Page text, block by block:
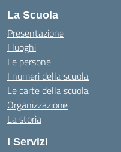
La Scuola
Presentazione
I luoghi
Le persone
I numeri della scuola
Le carte della scuola
Organizzazione
La storia
I Servizi